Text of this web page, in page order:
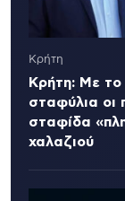
Κρήτη
Κρήτη: Με
σταφύλια οι
σταφίδα
χαλαζιού